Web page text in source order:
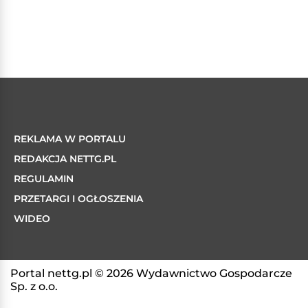
REKLAMA W PORTALU
REDAKCJA NETTG.PL
REGULAMIN
PRZETARGI I OGŁOSZENIA
WIDEO
Portal nettg.pl © 2026 Wydawnictwo Gospodarcze
Sp. z o.o.